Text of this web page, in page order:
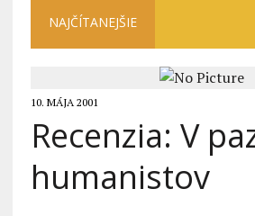
NAJČÍTANEJŠIE
10. MÁJA 2001
Recenzia: V
humanistov